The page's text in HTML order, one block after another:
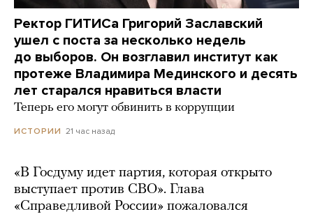
Ректор ГИТИСа Григорий Заславский
ушел с поста за несколько недель
до выборов. Он возглавил институт как
протеже Владимира Мединского и десять
лет старался нравиться власти
Теперь его могут обвинить в коррупции
ИСТОРИИ 21 час назад
«В Госдуму идет партия, которая открыто
выступает против СВО». Глава
«Справедливой России» пожаловался